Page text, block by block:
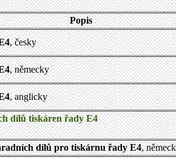
Popis
, česky
, německy
, anglicky
dílů tiskáren řady E4
dílů pro tiskárnu řady E4,